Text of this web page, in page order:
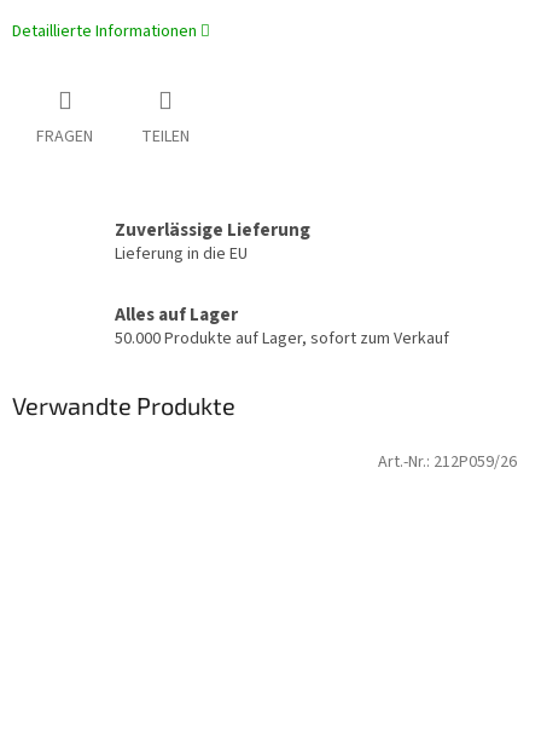
Detaillierte Informationen
FRAGEN TEILEN
Zuverlässige Lieferung
Lieferung in die EU
Alles auf Lager
50.000 Produkte auf Lager, sofort zum Verkauf
Verwandte Produkte
Art.-Nr.: 212P059/26